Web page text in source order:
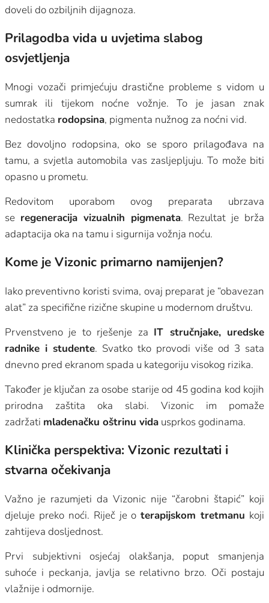
doveli do ozbiljnih dijagnoza.
Prilagodba vida u uvjetima slabog
osvjetljenja
Mnogi vozači primjećuju drastične probleme s vidom u
sumrak ili tijekom noćne vožnje. To je jasan znak
nedostatka rodopsina, pigmenta nužnog za noćni vid.
Bez dovoljno rodopsina, oko se sporo prilagođava na
tamu, a svjetla automobila vas zasljepljuju. To može biti
opasno u prometu.
Redovitom uporabom ovog preparata ubrzava
se regeneracija vizualnih pigmenata. Rezultat je brža
adaptacija oka na tamu i sigurnija vožnja noću.
Kome je Vizonic primarno namijenjen?
Iako preventivno koristi svima, ovaj preparat je “obavezan
alat” za specifične rizične skupine u modernom društvu.
Prvenstveno je to rješenje za IT stručnjake, uredske
radnike i studente. Svatko tko provodi više od 3 sata
dnevno pred ekranom spada u kategoriju visokog rizika.
Također je ključan za osobe starije od 45 godina kod kojih
prirodna zaštita oka slabi. Vizonic im pomaže
zadržati mladenačku oštrinu vida usprkos godinama.
Klinička perspektiva: Vizonic rezultati i
stvarna očekivanja
Važno je razumjeti da Vizonic nije “čarobni štapić” koji
djeluje preko noći. Riječ je oterapijskom tretmanu koji
zahtijeva dosljednost.
Prvi subjektivni osjećaj olakšanja, poput smanjenja
suhoće i peckanja, javlja se relativno brzo. Oči postaju
vlažnije i odmornije.